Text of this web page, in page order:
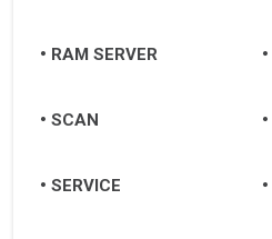
RAM SERVER
SCAN
SERVICE